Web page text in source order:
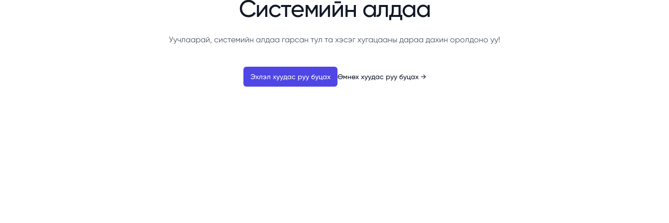
Системийн алдаа
Уучлаарай, системийн алдаа гарсан тул та хэсэг хугацааны дараа дахин оролдоно уу!
Эхлэл хуудас руу буцах Өмнөх хуудас руу буцах →